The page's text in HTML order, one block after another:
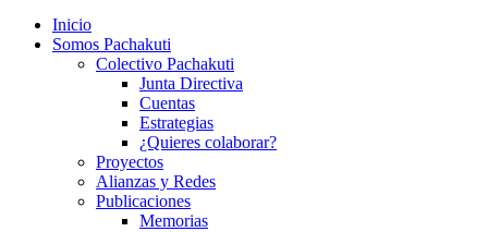
Inicio
Somos Pachakuti
Colectivo Pachakuti
Junta Directiva
Cuentas
Estrategias
¿Quieres colaborar?
Proyectos
Alianzas y Redes
Publicaciones
Memorias